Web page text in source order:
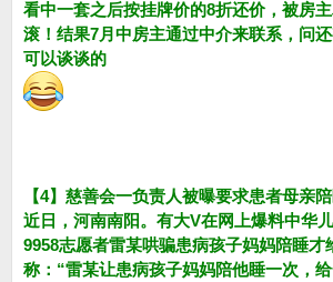
看中一套之后按挂牌价的8折还价，被房
滚！结果7月中房主通过中介来联系，问
可以谈谈的
【4】慈善会一负责人被曝要求患者母亲
近日，河南南阳。有大V在网上爆料中华
9958志愿者雷某哄骗患病孩子妈妈陪睡才
称：“雷某让患病孩子妈妈陪他睡一次，